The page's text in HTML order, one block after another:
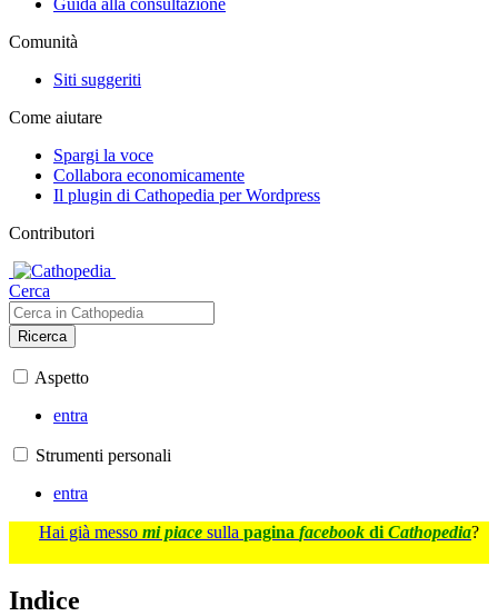
Guida alla consultazione
Comunità
Siti suggeriti
Come aiutare
Spargi la voce
Collabora economicamente
Il plugin di Cathopedia per Wordpress
Contributori
Cerca
Ricerca
Aspetto
entra
Strumenti personali
entra
Hai già messo mi piace sulla pagina facebook di Cathopedia?
Indice